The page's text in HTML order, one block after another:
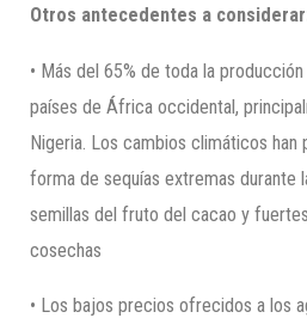
Otros antecedentes a
• Más del 65% de toda la
países de África occidental,
Nigeria. Los cambios climáticos han
forma de sequías extremas durante
semillas del fruto del cacao y
cosechas
• Los bajos precios ofrecidos a los